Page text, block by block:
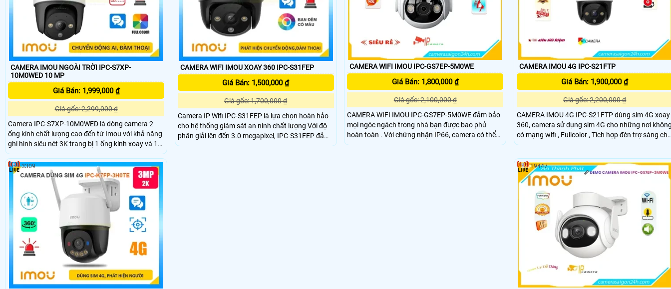
CAMERA IMOU NGOÀI TRỜI IPC-S7XP-
10M0WED 10 MP
Giá Bán: 1,999,000 ₫
Giá gốc: 2,299,000 ₫
Camera IPC-S7XP-10M0WED là dòng camera 2
ống kính chất lượng cao đến từ Imou với khả năng
ghi hình siêu nét 3K trang bị 1 ống kính xoay và 1
ống kính cố định. Ngoài ra camera còn đem đến
khả năng phát hiện phân biệt người phương tiện
một cách chính xác, bên cạnh đó là tầm nhìn ban
đêm có màu sắc chân thực.
CAMERA WIFI IMOU XOAY 360 IPC-S31FEP
Giá Bán: 1,500,000 ₫
Giá gốc: 1,700,000 ₫
Camera IP Wifi IPC-S31FEP là lựa chọn hoàn hảo
cho hệ thống giám sát an ninh chất lượng Với độ
phân giải lên đến 3.0 megapixel, IPC-S31FEP đảm
bảo hình ảnh sắc nét Khả năng xem được ban đêm
CAMERA WIFI IMOU IPC-GS7EP-5M0WE
Giá Bán: 1,800,000 ₫
Giá gốc: 2,100,000 ₫
CAMERA WIFI IMOU IPC-GS7EP-5M0WE đảm bảo
mọi ngóc ngách trong nhà bạn được bao phủ
hoàn toàn . Với chứng nhận IP66, camera có thể
được sử dụng ngoài trời với các điều kiện thời tiết
CAMERA IMOU 4G IPC-S21FTP
Giá Bán: 1,900,000 ₫
Giá gốc: 2,200,000 ₫
CAMERA IMOU 4G IPC-S21FTP dùng sim 4G xoay
360, camera sử dụng sim 4G cho những nơi
có mạng wifi , Fullcolor , Tích hợp đèn trợ sáng cho
hình ảnh ban đêm có màu cực đẹp, phân giải 2.0
Công trình xây dựng, trang trại, thích hợp ao hồ ,
trạm ở biển, rẫy, . .
3309 19447